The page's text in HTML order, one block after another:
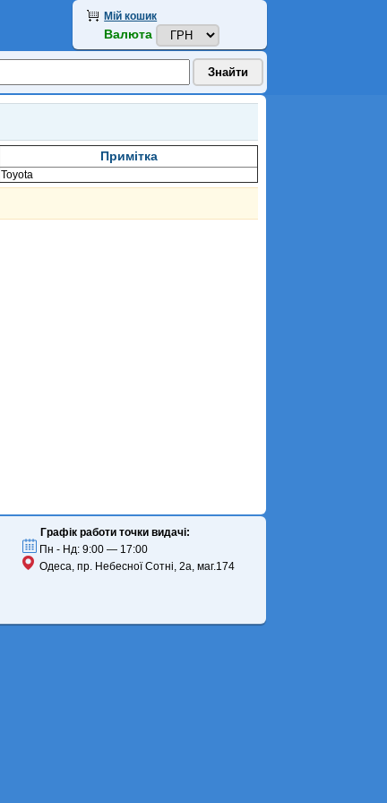
Мій кошик
Валюта
Примітка
Toyota
Графік работи точки видачі:
Пн - Нд: 9:00 — 17:00
Одеса, пр. Небесної Сотні, 2а, маг.174